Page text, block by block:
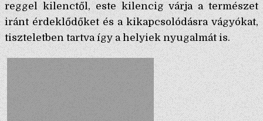
reggel kilenctől, este kilencig várja a természet
iránt érdeklődőket és a kikapcsolódásra vágyókat,
tiszteletben tartva így a helyiek nyugalmát is.